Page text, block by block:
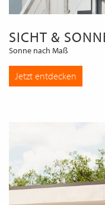
SICHT &
Sonne nach Maß
Jetzt entdecken